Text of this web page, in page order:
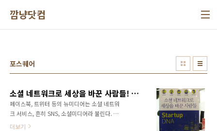
깜냥닷컴
포스퀘어
소셜 네트워크로 세상을 바꾼 사람들! 그들에게서 얻는 스타트업 인사이트!
페이스북, 트위터 등의 뉴미디어는 소셜 네트워
크 서비스, 흔히 SNS, 소셜미디어라 불린다. 이
들 서비스들이 세상에 나오면서 참으로 많은 것
더보기